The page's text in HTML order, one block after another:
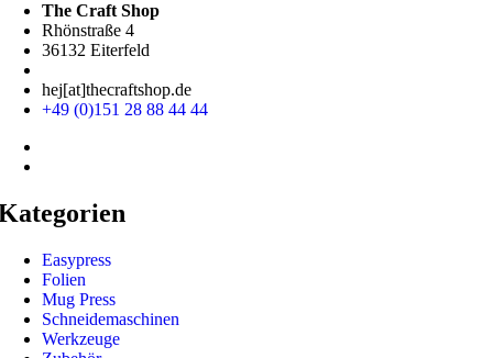
The Craft Shop
Rhönstraße 4
36132 Eiterfeld
hej[at]thecraftshop.de
+49 (0)151 28 88 44 44
Easypress
Folien
Mug Press
Schneidemaschinen
Werkzeuge